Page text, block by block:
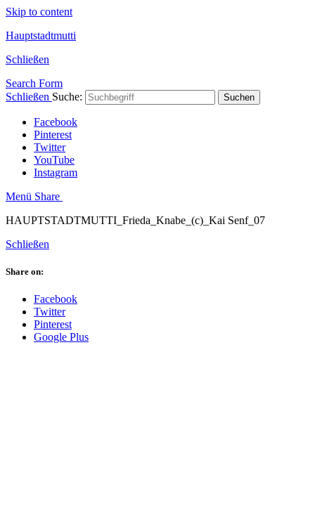
Skip to content
Hauptstadtmutti
Schließen
Search Form
Schließen Suche: Suchen
Facebook
Pinterest
Twitter
YouTube
Instagram
Menü Share
HAUPTSTADTMUTTI_Frieda_Knabe_(c)_Kai Senf_07
Schließen
Share on:
Facebook
Twitter
Pinterest
Google Plus